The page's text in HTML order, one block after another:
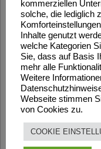
kommerziellen
solche, die lediglich
Inhalte genutzt
welche Kategorien
Sie, dass auf Basis
mehr alle
Weitere
Webseite stimmen
von Cookies zu.
COOKIE